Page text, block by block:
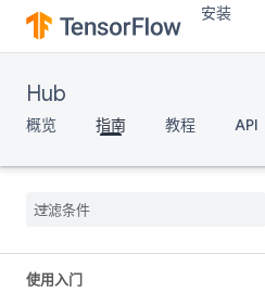
安装
Hub
概览 指南 教程 API
使用入门